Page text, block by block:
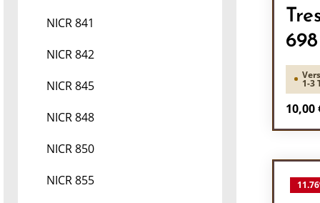
NICR 841
NICR 842
NICR 845
NICR 848
NICR 850
NICR 855
1-3
10,00
11.76